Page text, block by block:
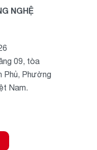
NGHỆ
09, tòa
Phủ, Phường
Nam.